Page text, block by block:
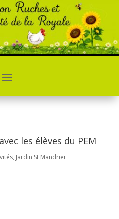
les élèves du PEM
, Jardin St Mandrier